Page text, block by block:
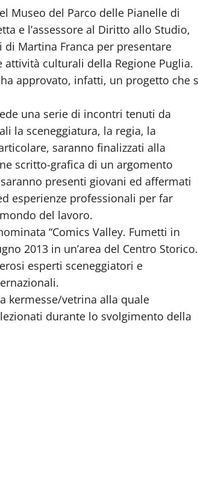
Museo del Parco delle Pianelle di
e l’assessore al Diritto allo Studio,
Martina Franca per presentare
culturali della Regione Puglia.
approvato, infatti, un progetto che
una serie di incontri tenuti da
la sceneggiatura, la regia, la
saranno finalizzati alla
scritto-grafica di un argomento
presenti giovani ed affermati
esperienze professionali per far
del lavoro.
“Comics Valley. Fumetti in
2013 in un’area del Centro Storico.
esperti sceneggiatori e
kermesse/vetrina alla quale
durante lo svolgimento della